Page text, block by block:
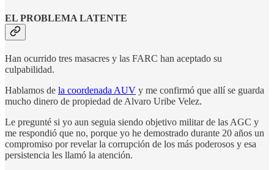
EL PROBLEMA LATENTE
Han ocurrido tres masacres y las FARC han aceptado su
culpabilidad.
Hablamos de la coordenada AUV y me confirmó que allí se guarda
mucho dinero de propiedad de Alvaro Uribe Velez.
Le pregunté si yo aun seguia siendo objetivo militar de las AGC y
me respondió que no, porque yo he demostrado durante 20 años un
compromiso por revelar la corrupción de los más poderosos y esa
persistencia les llamó la atención.